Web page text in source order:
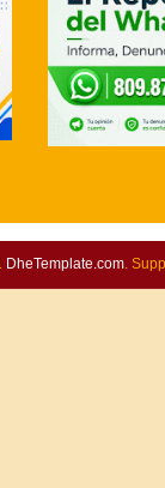
DheTemplate.com.